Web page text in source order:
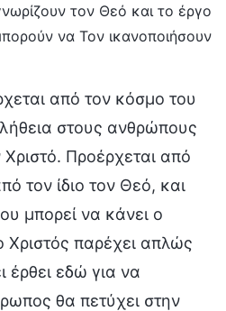
τον Θεό και το έργο
να Τον ικανοποιήσουν
από τον κόσμο του
στους ανθρώπους
Προέρχεται από
τον ίδιο τον Θεό, και
μπορεί να κάνει ο
παρέχει απλώς
έρθει εδώ για να
θα πετύχει στην